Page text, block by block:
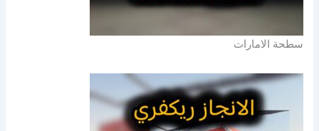
سطحة الامارات